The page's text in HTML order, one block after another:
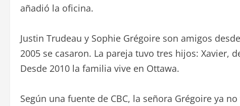
añadió la oficina.
Justin Trudeau y Sophie Grégoire son amigos
2005 se casaron. La pareja tuvo tres hijos: Xavier,
Desde 2010 la familia vive en Ottawa.
Según una fuente de CBC, la señora Grégoire ya